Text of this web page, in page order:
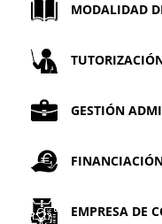
MODALIDAD
GESTIÓN
EMPRESA DE